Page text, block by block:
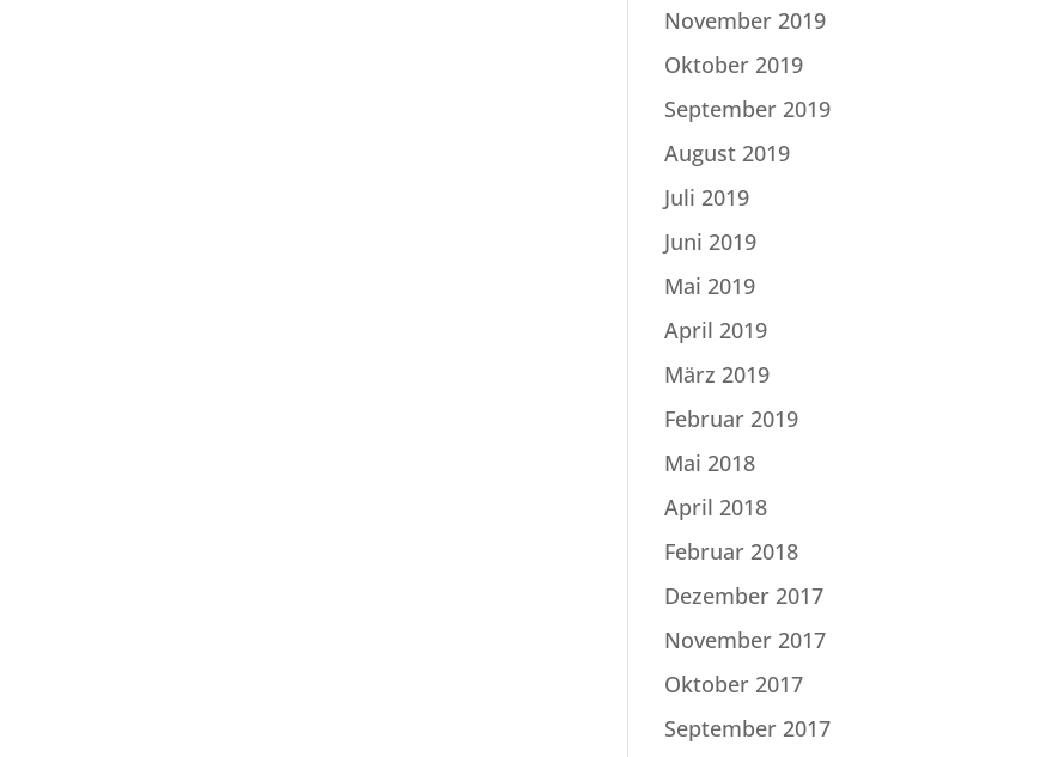
November 2019
Oktober 2019
September 2019
August 2019
Juli 2019
Juni 2019
Mai 2019
April 2019
März 2019
Februar 2019
Mai 2018
April 2018
Februar 2018
Dezember 2017
November 2017
Oktober 2017
September 2017